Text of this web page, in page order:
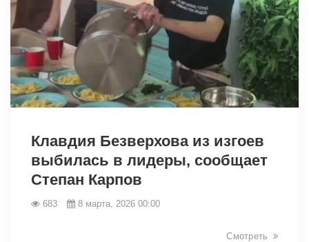
Клавдия Безверхова из изгоев
выбилась в лидеры, сообщает
Степан Карпов
683 8 марта, 2026 00:00
Смотреть